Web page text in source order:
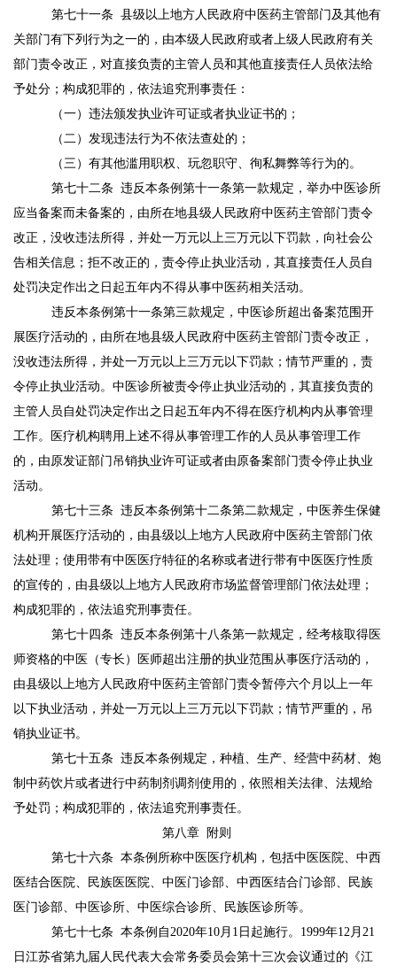
第七十一条 县级以上地方人民政府中医药主管部门及其他有
关部门有下列行为之一的，由本级人民政府或者上级人民政府有关
部门责令改正，对直接负责的主管人员和其他直接责任人员依法给
予处分；构成犯罪的，依法追究刑事责任：
（一）违法颁发执业许可证或者执业证书的；
（二）发现违法行为不依法查处的；
（三）有其他滥用职权、玩忽职守、徇私舞弊等行为的。
第七十二条 违反本条例第十一条第一款规定，举办中医诊所
应当备案而未备案的，由所在地县级人民政府中医药主管部门责令
改正，没收违法所得，并处一万元以上三万元以下罚款，向社会公
告相关信息；拒不改正的，责令停止执业活动，其直接责任人员自
处罚决定作出之日起五年内不得从事中医药相关活动。
违反本条例第十一条第三款规定，中医诊所超出备案范围开
展医疗活动的，由所在地县级人民政府中医药主管部门责令改正，
没收违法所得，并处一万元以上三万元以下罚款；情节严重的，责
令停止执业活动。中医诊所被责令停止执业活动的，其直接负责的
主管人员自处罚决定作出之日起五年内不得在医疗机构内从事管理
工作。医疗机构聘用上述不得从事管理工作的人员从事管理工作
的，由原发证部门吊销执业许可证或者由原备案部门责令停止执业
活动。
第七十三条 违反本条例第十二条第二款规定，中医养生保健
机构开展医疗活动的，由县级以上地方人民政府中医药主管部门依
法处理；使用带有中医医疗特征的名称或者进行带有中医医疗性质
的宣传的，由县级以上地方人民政府市场监督管理部门依法处理；
构成犯罪的，依法追究刑事责任。
第七十四条 违反本条例第十八条第一款规定，经考核取得医
师资格的中医（专长）医师超出注册的执业范围从事医疗活动的，
由县级以上地方人民政府中医药主管部门责令暂停六个月以上一年
以下执业活动，并处一万元以上三万元以下罚款；情节严重的，吊
销执业证书。
第七十五条 违反本条例规定，种植、生产、经营中药材、炮
制中药饮片或者进行中药制剂调剂使用的，依照相关法律、法规给
予处罚；构成犯罪的，依法追究刑事责任。
第八章
附则
第七十六条 本条例所称中医医疗机构，包括中医医院、中西
医结合医院、民族医医院、中医门诊部、中西医结合门诊部、民族
医门诊部、中医诊所、中医综合诊所、民族医诊所等。
第七十七条 本条例自2020年10月 1 日起施行。 1999年12月 21
日江苏省第九届人民代表大会常务委员会第十三次会议通过的《江